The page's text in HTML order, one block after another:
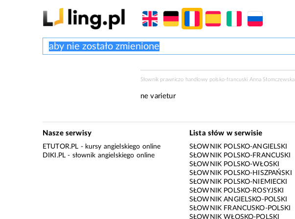
Słownik prawniczo handlowy polsko-francuski Anna Słomczewska
ne varietur
Nasze serwisy
ETUTOR.PL - kursy angielskiego online
DIKI.PL - słownik angielskiego online
Lista słów w serwisie
SŁOWNIK POLSKO-ANGIELSKI
SŁOWNIK POLSKO-FRANCUSKI
SŁOWNIK POLSKO-WŁOSKI
SŁOWNIK POLSKO-HISZPAŃSKI
SŁOWNIK POLSKO-NIEMIECKI
SŁOWNIK POLSKO-ROSYJSKI
SŁOWNIK ANGIELSKO-POLSKI
SŁOWNIK FRANCUSKO-POLSKI
SŁOWNIK WŁOSKO-POLSKI